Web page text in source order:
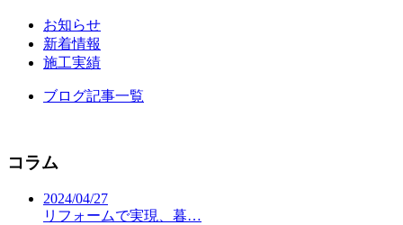
お知らせ
新着情報
施工実績
ブログ記事一覧
コラム
2024/04/27
リフォームで実現、暮…